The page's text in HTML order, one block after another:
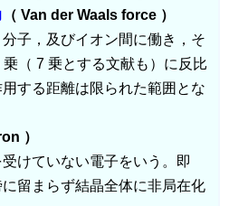
（ Van der Waals force ）
子，及びイオン間に働き，そ
（ 7 乗とする文献も）に反比
する距離は限られた範囲とな
）
けていない電子をいう。即
留まらず結晶全体に非局在化